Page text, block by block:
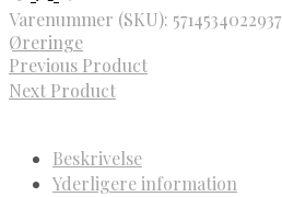
Varenummer (SKU): 5714534022937
Øreringe
Previous Product
Next Product
Beskrivelse
Yderligere information